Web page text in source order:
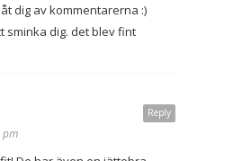
dig av kommentarerna :)
sminka dig. det blev fint
Reply
pm